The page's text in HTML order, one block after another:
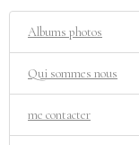
Albums photos
Qui sommes nous
me contacter